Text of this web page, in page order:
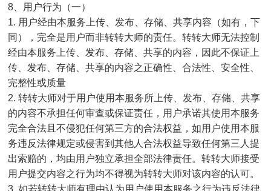
8、用户行为（一）
1. 用户经由本服务上传、发布、存储、共享内容（如有，下
同），完全是用户而非转转大师的责任。转转大师无法控制
经由本服务上传、发布、存储、共享的内容，因此不保证上
传、发布、存储、共享的内容之正确性、合法性、安全性、
完整性或质量
2. 转转大师对于用户使用本服务所上传、发布、存储、共享
的内容不承担任何审查或保证责任，用户承诺其使用本服务
完全合法且不侵犯任何第三方的合法权益，如用户使用本服
务违反法律规定或侵害到其他人合法权益导致任何第三人提
出索赔的，均由用户独立承担全部法律责任。转转大师接受
用户提交内容之行为均不得视为转转大师对该内容的认可。